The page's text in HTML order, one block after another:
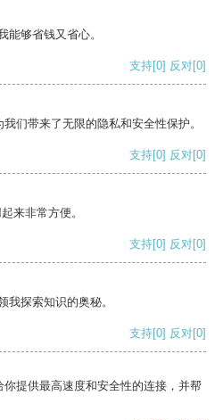
能够省钱又省心。
支持[0] 反对[0]
们带来了无限的隐私和安全性保护。
支持[0] 反对[0]
来非常方便。
支持[0] 反对[0]
我探索知识的奥秘。
支持[0] 反对[0]
提供最高速度和安全性的连接，并帮